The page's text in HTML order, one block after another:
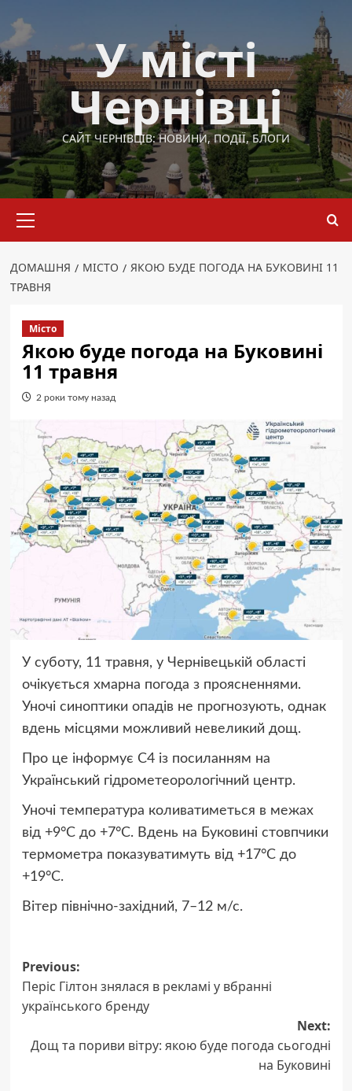
до
вмісту
У місті
Чернівці
САЙТ ЧЕРНІВЦІВ: НОВИНИ, ПОДІЇ, БЛОГИ
меню
ДОМАШНЯ МІСТО
ЯКОЮ БУДЕ ПОГОДА НА БУКОВИНІ 11
ТРАВНЯ
Місто
Якою буде погода на Буковині
11 травня
2 роки тому назад
У суботу, 11 травня, у Чернівецькій області
очікується хмарна погода з проясненнями.
Уночі синоптики опадів не прогнозують, однак
вдень місцями можливий невеликий дощ.
Про це інформує С4 із посиланням на
Український гідрометеорологічний центр.
Уночі температура коливатиметься в межах
від +9°С до +7°С. Вдень на Буковині стовпчики
термометра показуватимуть від +17°С до
+19°С.
Вітер північно-західний, 7–12 м/с.
Post
navigation
Previous:
Періс Гілтон знялася в рекламі у вбранні
українського бренду
Next:
Дощ та пориви вітру: якою буде погода сьогодні
на Буковині